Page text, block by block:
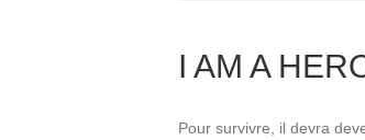
I AM A
Pour survivre, il devra